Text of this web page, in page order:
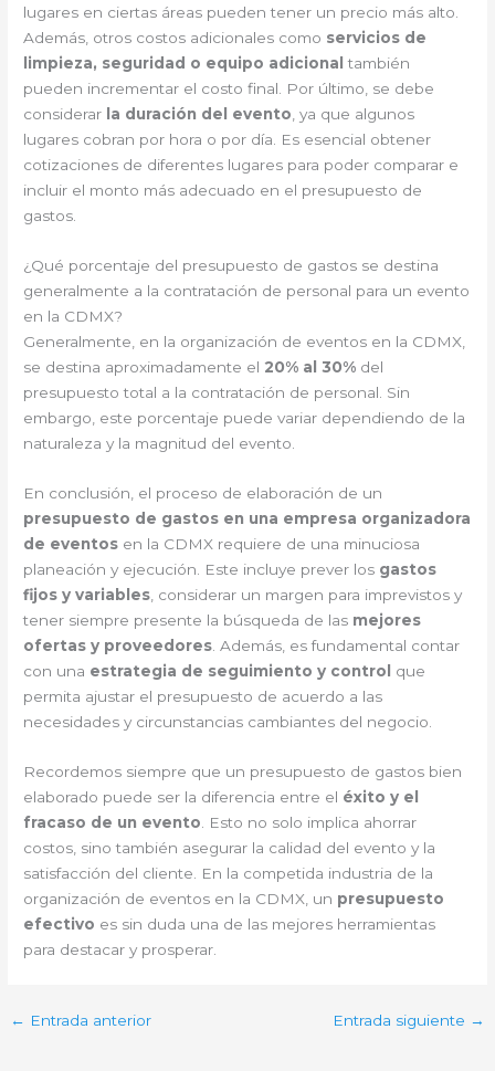
lugares en ciertas áreas pueden tener un precio más alto.
Además, otros costos adicionales como servicios de
limpieza, seguridad o equipo adicional también
pueden incrementar el costo final. Por último, se debe
considerar la duración del evento , ya que algunos
lugares cobran por hora o por día. Es esencial obtener
cotizaciones de diferentes lugares para poder comparar e
incluir el monto más adecuado en el presupuesto de
gastos.
¿Qué porcentaje del presupuesto de gastos se destina
generalmente a la contratación de personal para un evento
en la CDMX?
Generalmente, en la organización de eventos en la CDMX,
se destina aproximadamente el 20% al 30% del
presupuesto total a la contratación de personal. Sin
embargo, este porcentaje puede variar dependiendo de la
naturaleza y la magnitud del evento.
En conclusión, el proceso de elaboración de un
presupuesto de gastos en una empresa organizadora
de eventos en la CDMX requiere de una minuciosa
planeación y ejecución. Este incluye prever los gastos
fijos y variables , considerar un margen para imprevistos y
tener siempre presente la búsqueda de las mejores
ofertas y proveedores . Además, es fundamental contar
con una estrategia de seguimiento y control
que
permita ajustar el presupuesto de acuerdo a las
necesidades y circunstancias cambiantes del negocio.
Recordemos siempre que un presupuesto de gastos bien
elaborado puede ser la diferencia entre el éxito y el
fracaso de un evento . Esto no solo implica ahorrar
costos, sino también asegurar la calidad del evento y la
satisfacción del cliente. En la competida industria de la
organización de eventos en la CDMX, un presupuesto
efectivo es sin duda una de las mejores herramientas
para destacar y prosperar.
← Entrada anterior Entrada siguiente →